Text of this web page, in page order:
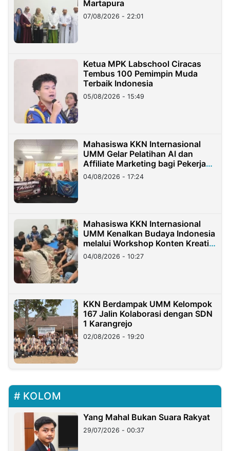
Martapura
07/08/2026 - 22:01
Ketua MPK Labschool Ciracas
Tembus 100 Pemimpin Muda
Terbaik Indonesia
05/08/2026 - 15:49
Mahasiswa KKN Internasional
UMM Gelar Pelatihan AI dan
Affiliate Marketing bagi Pekerja
Migran Indonesia di Taiwan
04/08/2026 - 17:24
Mahasiswa KKN Internasional
UMM Kenalkan Budaya Indonesia
melalui Workshop Konten Kreatif
di Taiwan
04/08/2026 - 10:27
KKN Berdampak UMM Kelompok
167 Jalin Kolaborasi dengan SDN
1 Karangrejo
02/08/2026 - 19:20
KOLOM
Yang Mahal Bukan Suara Rakyat
29/07/2026 - 00:37